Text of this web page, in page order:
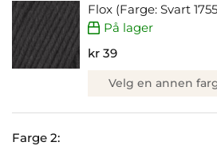
Flox (Farge: Svart
På lager
kr 39
Velg en annen
Farge 2: